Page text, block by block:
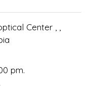
Center , ,
pm.